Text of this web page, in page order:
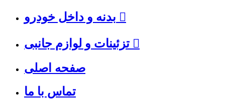
صفحه اصلی
تماس با ما